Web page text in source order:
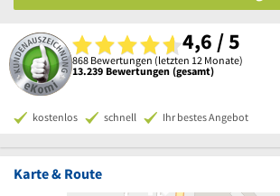
4,6 / 5
868 Bewertungen (letzten 12 Monate)
13.239 Bewertungen (gesamt)
kostenlos schnell Ihr bestes Angebot
Karte & Route